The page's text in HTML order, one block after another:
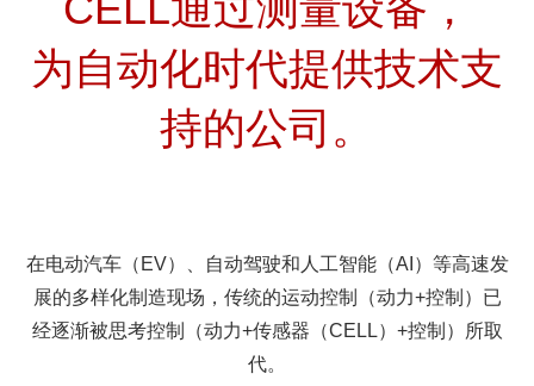
为自动化时代提供技术支
持的公司。
在电动汽车（EV）、自动驾驶和人工智能（AI）等高速发
展的多样化制造现场，传统的运动控制（动力+控制）已
经逐渐被思考控制（动力+传感器（CELL）+控制）所取
代。